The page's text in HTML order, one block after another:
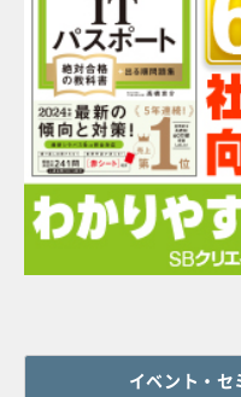
イベント・